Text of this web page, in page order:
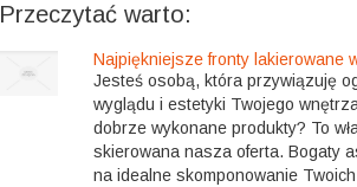
Przeczytać warto:
Najpiękniejsze fronty lakierowane
Jesteś osobą, która przywiązuję
wyglądu i estetyki Twojego
dobrze wykonane produkty? To
skierowana nasza oferta. Bogaty
na idealne skomponowanie